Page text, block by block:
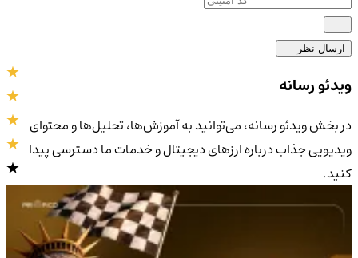
ارسال نظر
4.9/5
ویدئو رسانه
در بخش ویدئو رسانه، می‌توانید به آموزش‌ها، تحلیل‌ها و محتوای
ویدیویی جذاب درباره ارزهای دیجیتال و خدمات ما دسترسی پیدا
کنید.